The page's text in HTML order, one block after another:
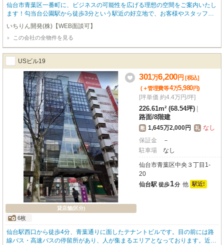
仙台市青葉区一番町に、ビジネスの可能性を広げる理想の空間をご案内いたし
ます！勾当台公園駅から徒歩3分という駅近の好立地で、お客様やスタッフの
皆様のアクセスも大変スムーズです。この物件は、仙台市内のランドマークビ
ルとして親しまれており、県庁や市役所へも徒歩5分という抜群のロケーショ
ンが魅力。再生可能エネルギーを導入したビルなので、環境に配慮した先進的
なオフィス・店舗運営が叶います。広々とした専有面積367.08m²は、スケル
トン仕様で自由なレイアウトが可能です。美容・健康・介護、医療、事務所な
ど、幅広い業種に対応できます。路面店で商店街に面した立地は、集客力も期
待できますね。周辺にはコンビニや飲食店、スーパーも充実しており、ビジネ
スを強力にサポートしてくれるでしょう。エレベーターや男女別トイレ（共用
部）も完備。駐車場もございますので、お車でのアクセスも安心です。新しい
ビジネスのステージを、この場所で始めてみませんか？
いちりん開発(株)【WEB面談可】
この会社の全物件を見る
USビル19
貸店舗(区分)
6枚
301万6,200円 [税込]
(＋管理費等4万5,980円)
[坪単価 約4.4万円/坪]
226.61m² (68.54坪)
路面/8階建
敷 1,645万2,000円 礼 なし
保証金
－
駐車場
なし
仙台市青葉区中央３丁目1-
20
仙台駅 徒歩1分 他 駅近!
仙台駅西口から徒歩4分、青葉通りに面したテナントビルです。目の前には路
線バス・高速バスの停留所があり、人が集まるエリアとなっております。近隣